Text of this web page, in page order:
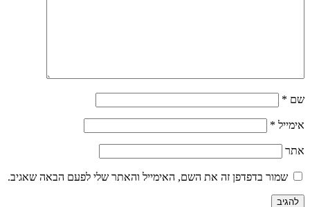
שם *
אימייל *
אתר
שמור בדפדפן זה את השם, האימייל והאתר שלי לפעם הבאה שאגיב.